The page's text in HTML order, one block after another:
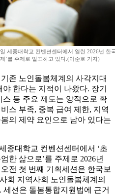
세종대학교 컨벤션센터에서 열린 2026년 한
’를 주제로 발표하고 있다.(이준호 기자)
존 노인돌봄체계의 사각지대
한다는 지적이 나왔다. 장기
등 주요 제도는 양적으로 확
스 부족, 중복 급여 제한, 지역
의 제약 요인으로 남아 있다는
종대학교 컨벤션센터에서 ‘초
한 삶으로’를 주제로 2026년
전 첫 번째 기획세션은 한국보
회 지역사회 노인돌봄체계의
세션은 돌봄통합지원법에 근거